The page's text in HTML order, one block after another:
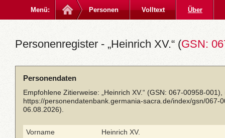
Menü: Personen Volltext Über
Personenregister - „Heinrich XV.“ (GSN:
Personendaten
Empfohlene Zitierweise: „Heinrich XV.“ (GSN: 067-00958-
https://personendatenbank.germania-sacra.de/index/gsn/067-
06.08.2026).
Vorname
Heinrich XV.